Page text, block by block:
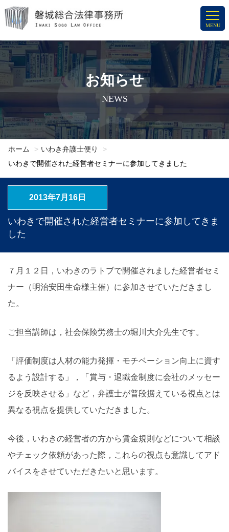
ン
ン
ツ
プ
MENU
お知らせ
NEWS
ホーム
いわき弁護士便り
いわきで開催された経営者セミナーに参加してきました
2013年7月16日
いわきで開催された経営者セミナーに参加してきま
した
７月１２日，いわきのラトブで開催されました経営者セミ
ナー（明治安田生命様主催）に参加させていただきまし
た。
ご担当講師は，社会保険労務士の堀川大介先生です。
「評価制度は人材の能力発揮・モチベーション向上に資す
るよう設計する」，「賞与・退職金制度に会社のメッセー
ジを反映させる」など，弁護士が普段据えている視点とは
異なる視点を提供していただきました。
今後，いわきの経営者の方から賃金規則などについて相談
やチェック依頼があった際，これらの視点も意識してアド
バイスをさせていただきたいと思います。